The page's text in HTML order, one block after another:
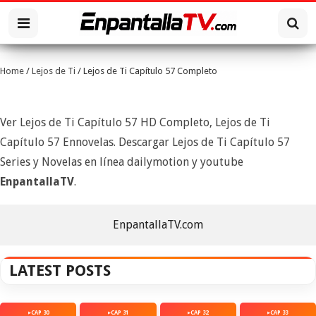
Home / Lejos de Ti / Lejos de Ti Capítulo 57 Completo
Ver Lejos de Ti Capítulo 57 HD Completo, Lejos de Ti
Capítulo 57 Ennovelas. Descargar Lejos de Ti Capítulo 57
Series y Novelas en línea dailymotion y youtube
EnpantallaTV.
EnpantallaTV.com
LATEST POSTS
CAP 30 CAP 31 CAP 32 CAP 33